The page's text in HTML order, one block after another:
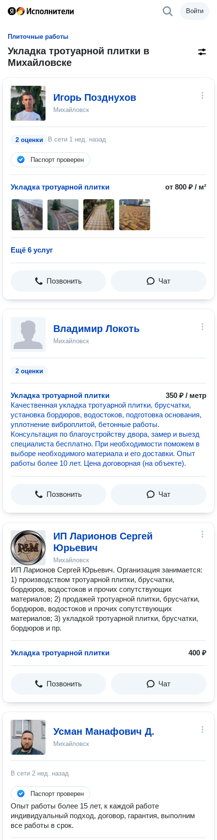
Войти
Плиточные работы
Укладка тротуарной плитки в
Михайловске
Игорь Позднухов
Михайловск
2 оценки В сети 1 нед. назад
Паспорт проверен
Укладка тротуарной плитки от 800 ₽ / м²
Ещё 6 услуг
Позвонить Чат
Владимир Локоть
Михайловск
2 оценки
Укладка тротуарной плитки
350 ₽ / метр
Качественная укладка тротуарной плитки, брусчатки,
установка бордюров, водостоков, подготовка основания,
уплотнение виброплитой, бетонные работы.
Консультация по благоустройству двора, замер и выезд
специалиста бесплатно. При необходимости поможем в
выборе необходимого материала и его доставки. Опыт
работы более 10 лет. Цена договорная (на объекте).
Позвонить Чат
ИП Ларионов Сергей
Юрьевич
Михайловск
ИП Ларионов Сергей Юрьевич. Организация занимается:
1) производством тротуарной плитки, брусчатки,
бордюров, водостоков и прочих сопутствующих
материалов; 2) продажей тротуарной плитки, брусчатки,
бордюров, водостоков и прочих сопутствующих
материалов; 3) укладкой тротуарной плитки, брусчатки,
бордюров и пр.
Укладка тротуарной плитки 400 ₽
Позвонить Чат
Усман Манафович Д.
Михайловск
В сети 2 нед. назад
Паспорт проверен
Опыт работы более 15 лет, к каждой работе
индивидуальный подход, договор, гарантия, выполним
все работы в срок.